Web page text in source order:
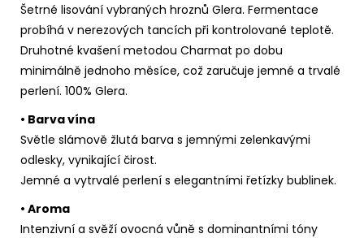
Šetrné lisování vybraných hroznů Glera. Fermentace
probíhá v nerezových tancích při kontrolované teplotě.
Druhotné kvašení metodou Charmat po dobu
minimálně jednoho měsíce, což zaručuje jemné a trvalé
perlení. 100% Glera.
• Barva vína
Světle slámově žlutá barva s jemnými zelenkavými
odlesky, vynikající čirost.
Jemné a vytrvalé perlení s elegantními řetízky bublinek.
• Aroma
Intenzivní a svěží ovocná vůně s dominantními tóny